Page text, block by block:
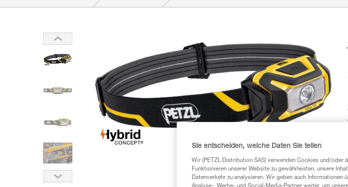
Sie entscheiden, welche Daten Sie teilen
Wir (PETZL Distribution SAS) verwenden Cookies und/oder
Funktionieren unserer Website zu gewährleisten, unsere
Datenverkehr zu analysieren. Wir geben auch Informationen